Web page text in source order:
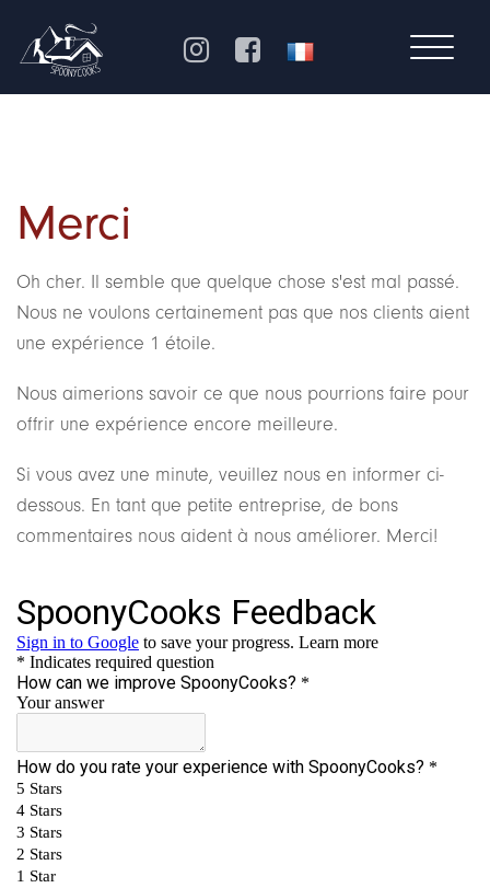
Merci
Oh cher. Il semble que quelque chose s'est mal passé.
Nous ne voulons certainement pas que nos clients aient
une expérience 1 étoile.
Nous aimerions savoir ce que nous pourrions faire pour
offrir une expérience encore meilleure.
Si vous avez une minute, veuillez nous en informer ci-
dessous. En tant que petite entreprise, de bons
commentaires nous aident à nous améliorer. Merci!